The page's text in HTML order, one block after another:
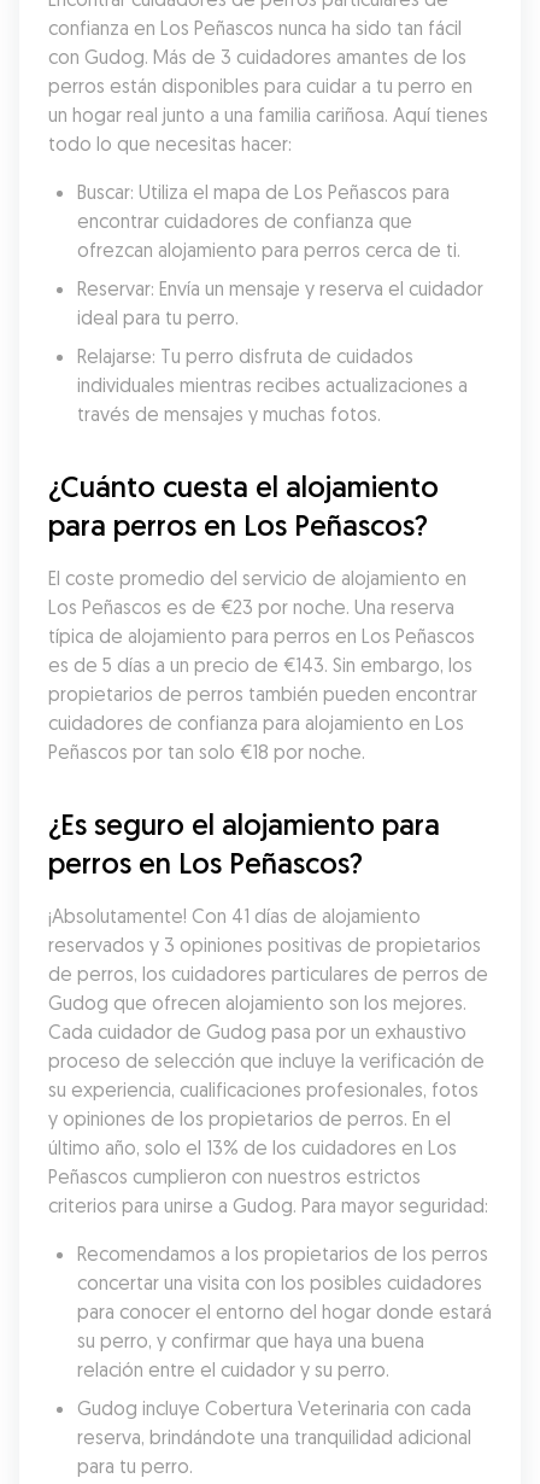
confianza en Los Peñascos nunca ha sido tan fácil
con Gudog. Más de 3 cuidadores amantes de los
perros están disponibles para cuidar a tu perro en
un hogar real junto a una familia cariñosa. Aquí tienes
todo lo que necesitas hacer:
Buscar: Utiliza el mapa de Los Peñascos para
encontrar cuidadores de confianza que
ofrezcan alojamiento para perros cerca de ti.
Reservar: Envía un mensaje y reserva el cuidador
ideal para tu perro.
Relajarse: Tu perro disfruta de cuidados
individuales mientras recibes actualizaciones a
través de mensajes y muchas fotos.
¿Cuánto cuesta el alojamiento
para perros en Los Peñascos?
El coste promedio del servicio de alojamiento en
Los Peñascos es de €23 por noche. Una reserva
típica de alojamiento para perros en Los Peñascos
es de 5 días a un precio de €143. Sin embargo, los
propietarios de perros también pueden encontrar
cuidadores de confianza para alojamiento en Los
Peñascos por tan solo €18 por noche.
¿Es seguro el alojamiento para
perros en Los Peñascos?
¡Absolutamente! Con 41 días de alojamiento
reservados y 3 opiniones positivas de propietarios
de perros, los cuidadores particulares de perros de
Gudog que ofrecen alojamiento son los mejores.
Cada cuidador de Gudog pasa por un exhaustivo
proceso de selección que incluye la verificación de
su experiencia, cualificaciones profesionales, fotos
y opiniones de los propietarios de perros. En el
último año, solo el 13% de los cuidadores en Los
Peñascos cumplieron con nuestros estrictos
criterios para unirse a Gudog. Para mayor seguridad:
Recomendamos a los propietarios de los perros
concertar una visita con los posibles cuidadores
para conocer el entorno del hogar donde estará
su perro, y confirmar que haya una buena
relación entre el cuidador y su perro.
Gudog incluye Cobertura Veterinaria con cada
reserva, brindándote una tranquilidad adicional
para tu perro.